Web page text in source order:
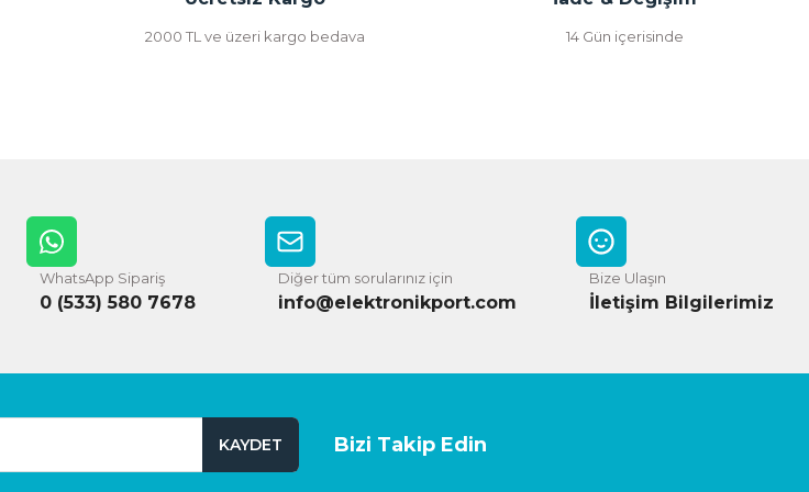
2000 TL ve üzeri kargo bedava 14 Gün içerisinde
WhatsApp Sipariş
0 (533) 580 7678
Diğer tüm sorularınız için
info@elektronikport.com
Bize Ulaşın
İletişim Bilgilerimiz
KAYDET Bizi Takip Edin